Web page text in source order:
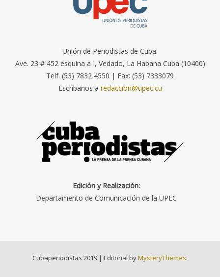
Unión de Periodistas de Cuba.
Ave. 23 # 452 esquina a I, Vedado, La Habana Cuba (10400)
Telf. (53) 7832 4550 | Fax: (53) 7333079
Escríbanos a redaccion@upec.cu
Edición y Realización:
Departamento de Comunicación de la UPEC
Cubaperiodistas 2019 | Editorial byMysteryThemes.